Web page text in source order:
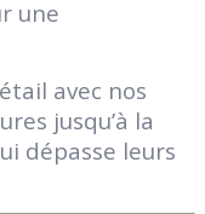
une
avec nos
jusqu’à la
dépasse leurs